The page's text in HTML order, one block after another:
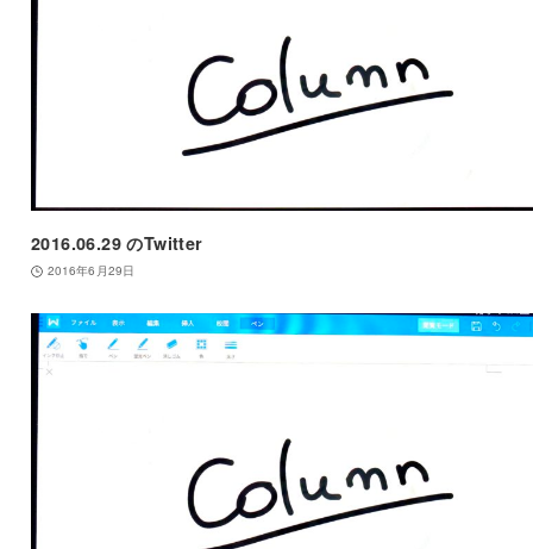
2016.06.29 のTwitter
2016年6月29日